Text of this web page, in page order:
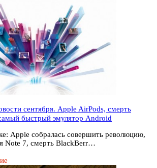
сентября. Apple AirPods, смерть
быстрый эмулятор Android
Apple собралась совершить революцию,
Note 7, смерть BlackBerr…